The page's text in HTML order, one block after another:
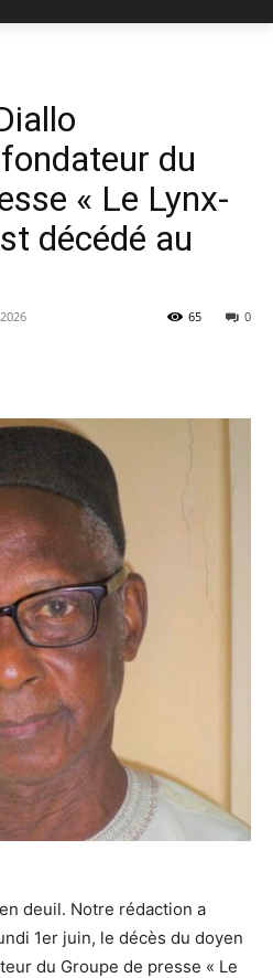
du
« Le Lynx-
décédé au
0
65
deuil. Notre rédaction a
1er juin, le décès du doyen
du Groupe de presse « Le